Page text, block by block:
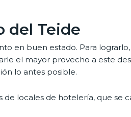
del Teide
en buen estado. Para
el mayor provecho a este
lo antes posible.
locales de hotelería, que se